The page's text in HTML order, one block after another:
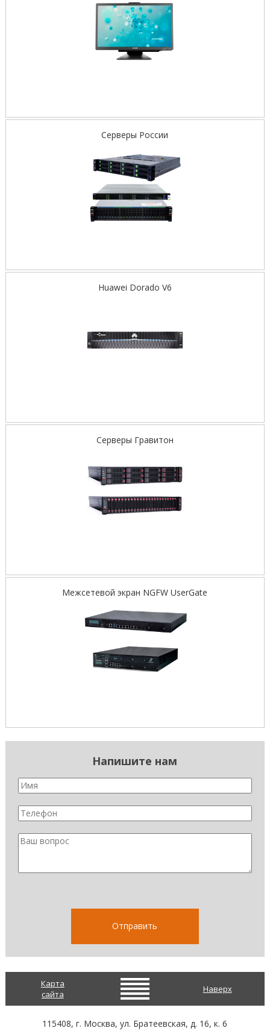
Серверы России
Huawei Dorado V6
Серверы Гравитон
Межсетевой экран NGFW UserGate
Напишите нам
Карта
сайта
Наверх
115408, г. Москва,ул. Братеевская, д. 16, к. 6